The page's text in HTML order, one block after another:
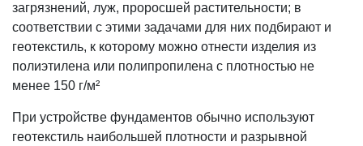
загрязнений, луж, проросшей растительности; в
соответствии с этими задачами для них подбирают и
геотекстиль, к которому можно отнести изделия из
полиэтилена или полипропилена с плотностью не
менее 150 г/м²
При устройстве фундаментов обычно используют
геотекстиль наибольшей плотности и разрывной